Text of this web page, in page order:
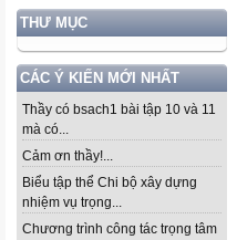
THƯ MỤC
CÁC Ý KIẾN MỚI NHẤT
Thầy có bsach1 bài tập 10 và 11
mà có...
Cảm ơn thầy!...
Biểu tập thể Chi bộ xây dựng
nhiệm vụ trọng...
Chương trình công tác trọng tâm